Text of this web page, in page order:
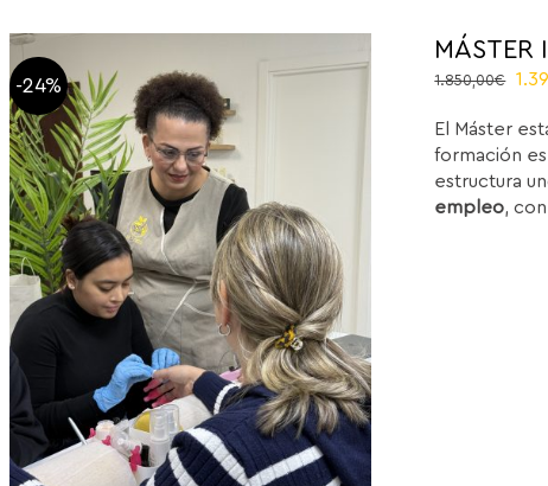
-24%
MÁSTER
1.850,00€
El
era:
El Máster
formación
estructura
empleo,